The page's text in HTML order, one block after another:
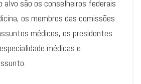
alvo são os conselheiros federais
os membros das comissões
médicos, os presidentes
médicas e